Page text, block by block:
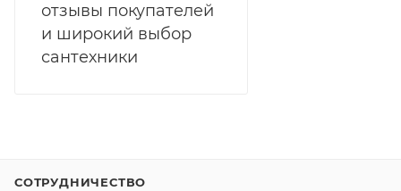
отзывы покупателей
и широкий выбор
сантехники
СОТРУДНИЧЕСТВО